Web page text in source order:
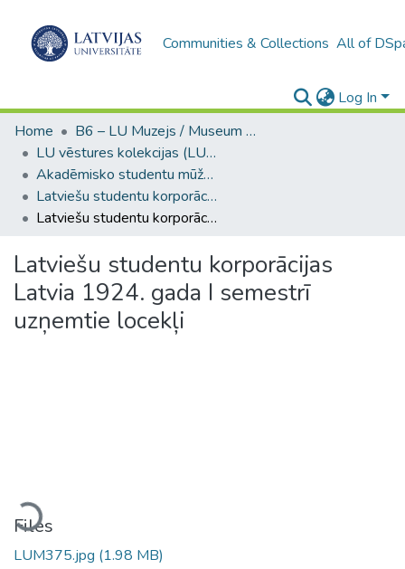
Communities & Collections All of
Log In
Home
B6 – LU Muzejs / Museum of the UL
LU vēstures kolekcijas (LUM)
Akadēmisko studentu mūža organizāciju vēsture
Latviešu studentu korporācijas (LUM)
Latviešu studentu korporācijas Latvia 1924. gada I semestrī uzņemtie locekļi
Latviešu studentu korporācijas
Latvia 1924. gada I semestrī
uzņemtie locekļi
Loading...
Files
LUM375.jpg (1.98 MB)